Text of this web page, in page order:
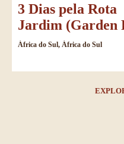
3 Dias pela Rota
Jardim (Garden
África do Sul, África do Sul